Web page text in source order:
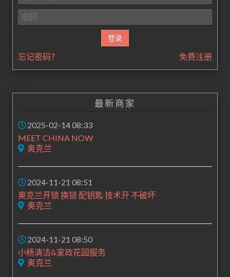
免费注册
忘记密码？
最新商家
2025-02-14 08:33
MEET CHINA NOW
奥克兰
2024-11-21 08:51
奥克兰开锁 换锁 配钥匙 技术开 不破坏
奥克兰
2024-11-21 08:50
小杨清洁&家政花园服务
奥克兰